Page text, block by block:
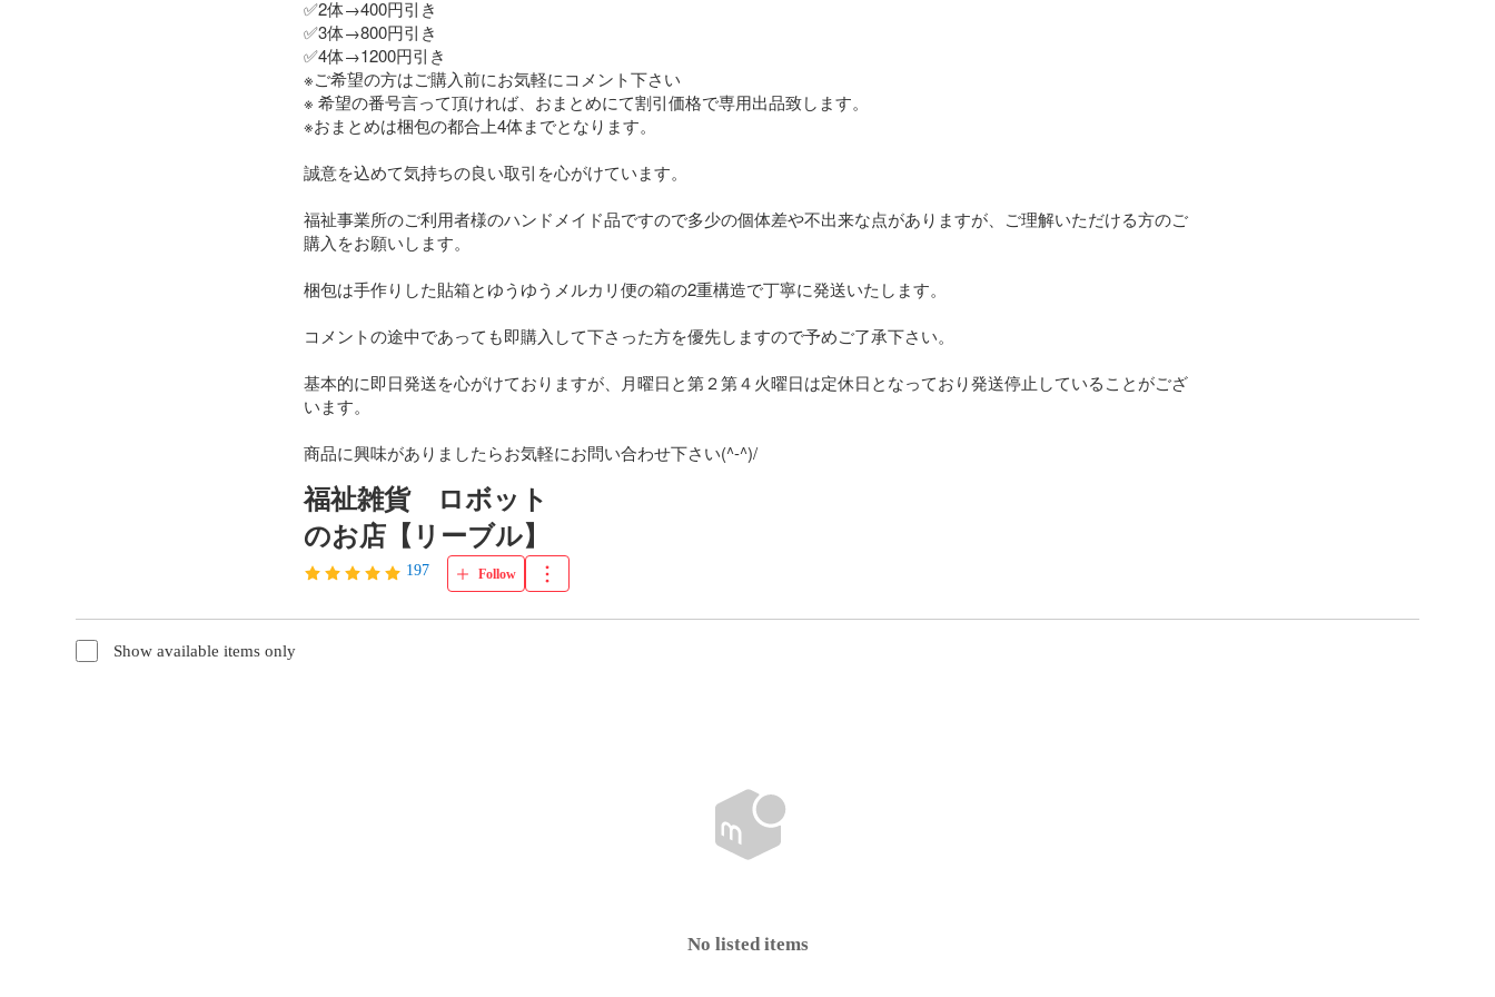
福祉雑貨 ロボット
のお店【リーブル】
197 Follow
✅2体→400円引き
✅3体→800円引き
✅4体→1200円引き
※ご希望の方はご購入前にお気軽にコメント下さい
※ 希望の番号言って頂ければ、おまとめにて割引価格で専用出品致します。
※おまとめは梱包の都合上4体までとなります。
誠意を込めて気持ちの良い取引を心がけています。
福祉事業所のご利用者様のハンドメイド品ですので多少の個体差や不出来な点がありますが、ご理解いただける方のご
購入をお願いします。
梱包は手作りした貼箱とゆうゆうメルカリ便の箱の2重構造で丁寧に発送いたします。
コメントの途中であっても即購入して下さった方を優先しますので予めご了承下さい。
基本的に即日発送を心がけておりますが、月曜日と第２第４火曜日は定休日となっており発送停止していることがござ
います。
商品に興味がありましたらお気軽にお問い合わせ下さい(^-^)/
Show available items only
No listed items